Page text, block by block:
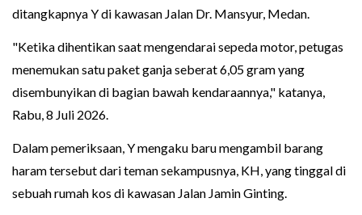
ditangkapnya Y di kawasan Jalan Dr. Mansyur, Medan.
"Ketika dihentikan saat mengendarai sepeda motor, petugas
menemukan satu paket ganja seberat 6,05 gram yang
disembunyikan di bagian bawah kendaraannya," katanya,
Rabu, 8 Juli 2026.
Dalam pemeriksaan, Y mengaku baru mengambil barang
haram tersebut dari teman sekampusnya, KH, yang tinggal di
sebuah rumah kos di kawasan Jalan Jamin Ginting.